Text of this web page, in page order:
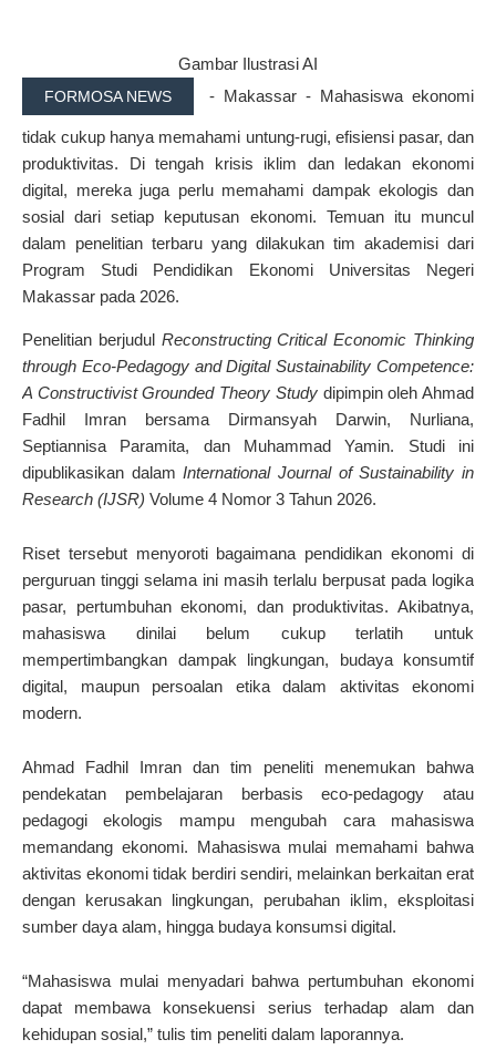
Gambar Ilustrasi AI
FORMOSA NEWS - Makassar - Mahasiswa ekonomi
tidak cukup hanya memahami untung-rugi, efisiensi pasar, dan
produktivitas. Di tengah krisis iklim dan ledakan ekonomi
digital, mereka juga perlu memahami dampak ekologis dan
sosial dari setiap keputusan ekonomi. Temuan itu muncul
dalam penelitian terbaru yang dilakukan tim akademisi dari
Program Studi Pendidikan Ekonomi Universitas Negeri
Makassar pada 2026.
Penelitian berjudul Reconstructing Critical Economic Thinking
through Eco-Pedagogy and Digital Sustainability Competence:
A Constructivist Grounded Theory Studydipimpin oleh Ahmad
Fadhil Imran bersama Dirmansyah Darwin, Nurliana,
Septiannisa Paramita, dan Muhammad Yamin. Studi ini
dipublikasikan dalamInternational Journal of Sustainability in
Research (IJSR) Volume 4 Nomor 3 Tahun 2026.
Riset tersebut menyoroti bagaimana pendidikan ekonomi di
perguruan tinggi selama ini masih terlalu berpusat pada logika
pasar, pertumbuhan ekonomi, dan produktivitas. Akibatnya,
mahasiswa dinilai belum cukup terlatih untuk
mempertimbangkan dampak lingkungan, budaya konsumtif
digital, maupun persoalan etika dalam aktivitas ekonomi
modern.
Ahmad Fadhil Imran dan tim peneliti menemukan bahwa
pendekatan pembelajaran berbasis eco-pedagogy atau
pedagogi ekologis mampu mengubah cara mahasiswa
memandang ekonomi. Mahasiswa mulai memahami bahwa
aktivitas ekonomi tidak berdiri sendiri, melainkan berkaitan erat
dengan kerusakan lingkungan, perubahan iklim, eksploitasi
sumber daya alam, hingga budaya konsumsi digital.
“Mahasiswa mulai menyadari bahwa pertumbuhan ekonomi
dapat membawa konsekuensi serius terhadap alam dan
kehidupan sosial,” tulis tim peneliti dalam laporannya.